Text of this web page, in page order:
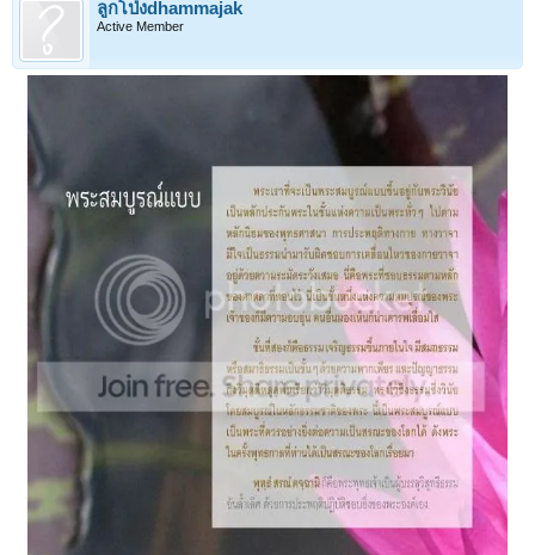
ลูกโป่งdhammajak
Active Member